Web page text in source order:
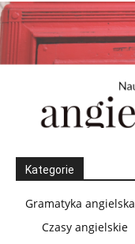
Kategorie
Gramatyka angielska
Czasy angielskie